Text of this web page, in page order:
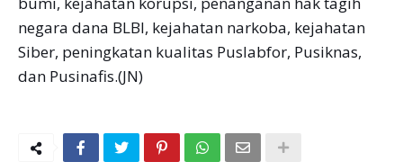
negara dana BLBI, kejahatan narkoba, kejahatan
Siber, peningkatan kualitas Puslabfor, Pusiknas,
dan Pusinafis.(JN)